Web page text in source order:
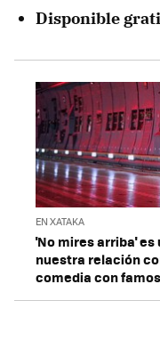
Disponible
EN XATAKA
'No mires arriba'
nuestra relación
comedia con